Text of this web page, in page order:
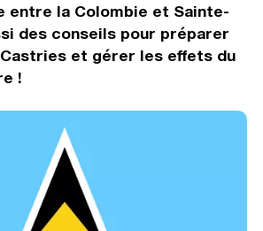
entre la Colombie et Sainte-
des conseils pour préparer
et gérer les effets du
!